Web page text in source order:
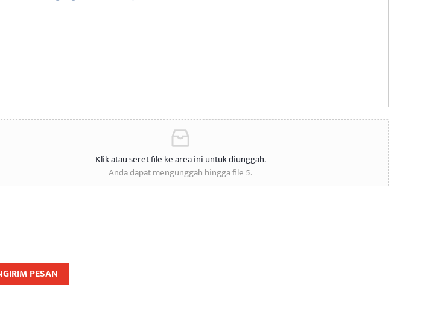
Klik atau seret file ke area ini untuk diunggah.
Anda dapat mengunggah hingga file 5.
PESAN